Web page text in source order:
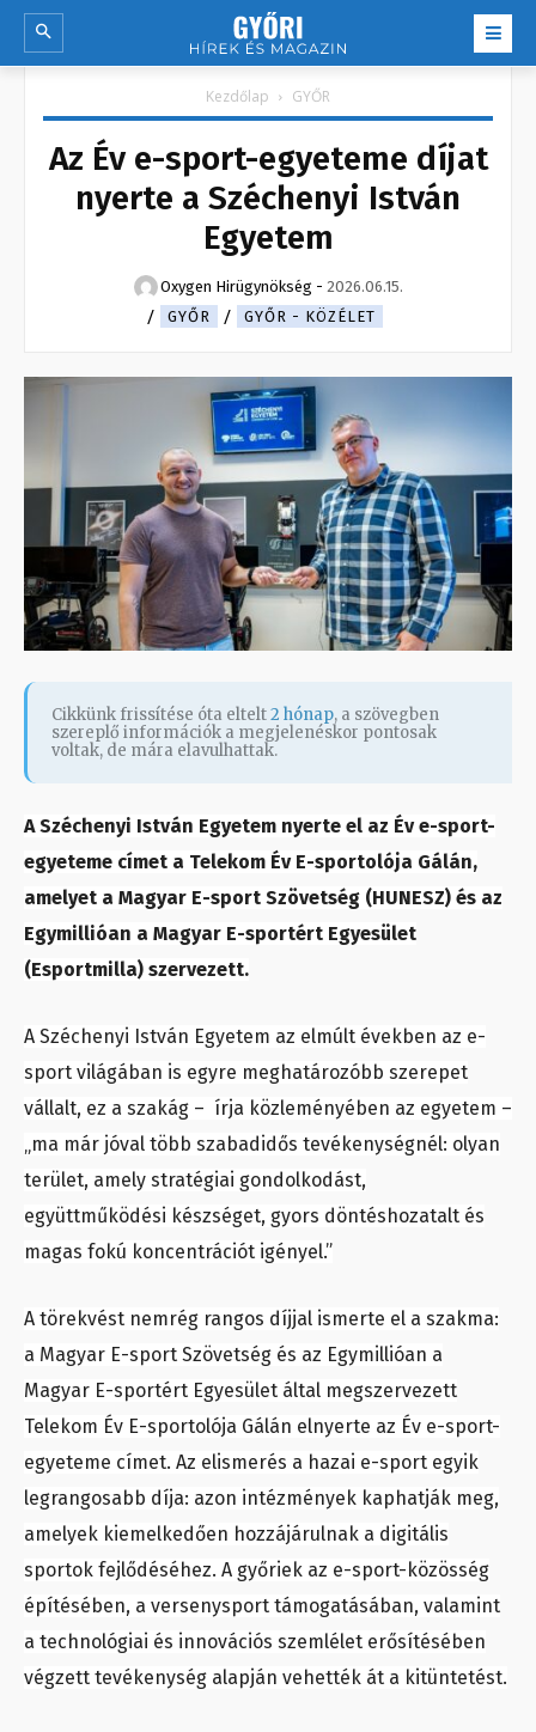
Kezdőlap GYŐR
Az Év e-sport-egyeteme díjat
nyerte a Széchenyi István
Egyetem
Oxygen Hirügynökség - 2026.06.15.
GYŐR
GYŐR - KÖZÉLET
Cikkünk frissítése óta eltelt2 hónap, a szövegben
szereplő információk a megjelenéskor pontosak
voltak, de mára elavulhattak.
A Széchenyi István Egyetem nyerte el az Év e-sport-
egyeteme címet a Telekom Év E-sportolója Gálán,
amelyet a Magyar E-sport Szövetség (HUNESZ) és az
Egymillióan a Magyar E-sportért Egyesület
(Esportmilla) szervezett.
A Széchenyi István Egyetem az elmúlt években az e-
sport világában is egyre meghatározóbb szerepet
vállalt, ez a szakág – írja közleményében az egyetem –
„ma már jóval több szabadidős tevékenységnél: olyan
terület, amely stratégiai gondolkodást,
együttműködési készséget, gyors döntéshozatalt és
magas fokú koncentrációt igényel.”
A törekvést nemrég rangos díjjal ismerte el a szakma:
a Magyar E-sport Szövetség és az Egymillióan a
Magyar E-sportért Egyesület által megszervezett
Telekom Év E-sportolója Gálán elnyerte az Év e-sport-
egyeteme címet. Az elismerés a hazai e-sport egyik
legrangosabb díja: azon intézmények kaphatják meg,
amelyek kiemelkedően hozzájárulnak a digitális
sportok fejlődéséhez. A győriek az e-sport-közösség
építésében, a versenysport támogatásában, valamint
a technológiai és innovációs szemlélet erősítésében
végzett tevékenység alapján vehették át a kitüntetést.